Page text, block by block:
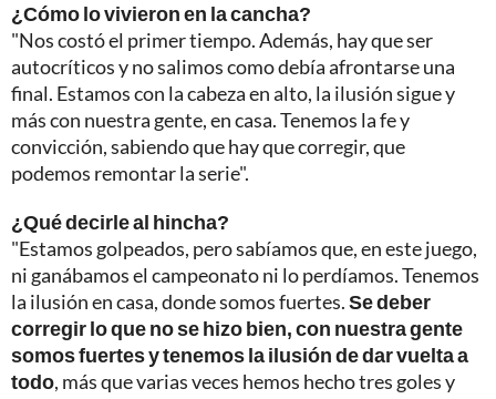
¿Cómo lo vivieron en la cancha?
"Nos costó el primer tiempo. Además, hay que ser
autocríticos y no salimos como debía afrontarse una
final. Estamos con la cabeza en alto, la ilusión sigue y
más con nuestra gente, en casa. Tenemos la fe y
convicción, sabiendo que hay que corregir, que
podemos remontar la serie".
¿Qué decirle al hincha?
"Estamos golpeados, pero sabíamos que, en este juego,
ni ganábamos el campeonato ni lo perdíamos. Tenemos
la ilusión en casa, donde somos fuertes.Se deber
corregir lo que no se hizo bien, con nuestra gente
somos fuertes y tenemos la ilusión de dar vuelta a
todo, más que varias veces hemos hecho tres goles y